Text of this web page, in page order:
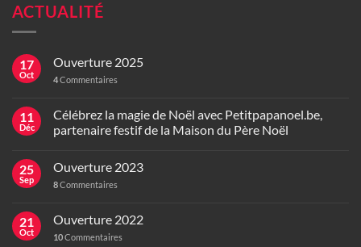
ACTUALITÉ
17
Oct
Ouverture 2025
4Commentaires
11
Déc
Célébrez la magie de Noël avec Petitpapanoel.be,
partenaire festif de la Maison du Père Noël
25
Sep
Ouverture 2023
8Commentaires
21
Oct
Ouverture 2022
10Commentaires